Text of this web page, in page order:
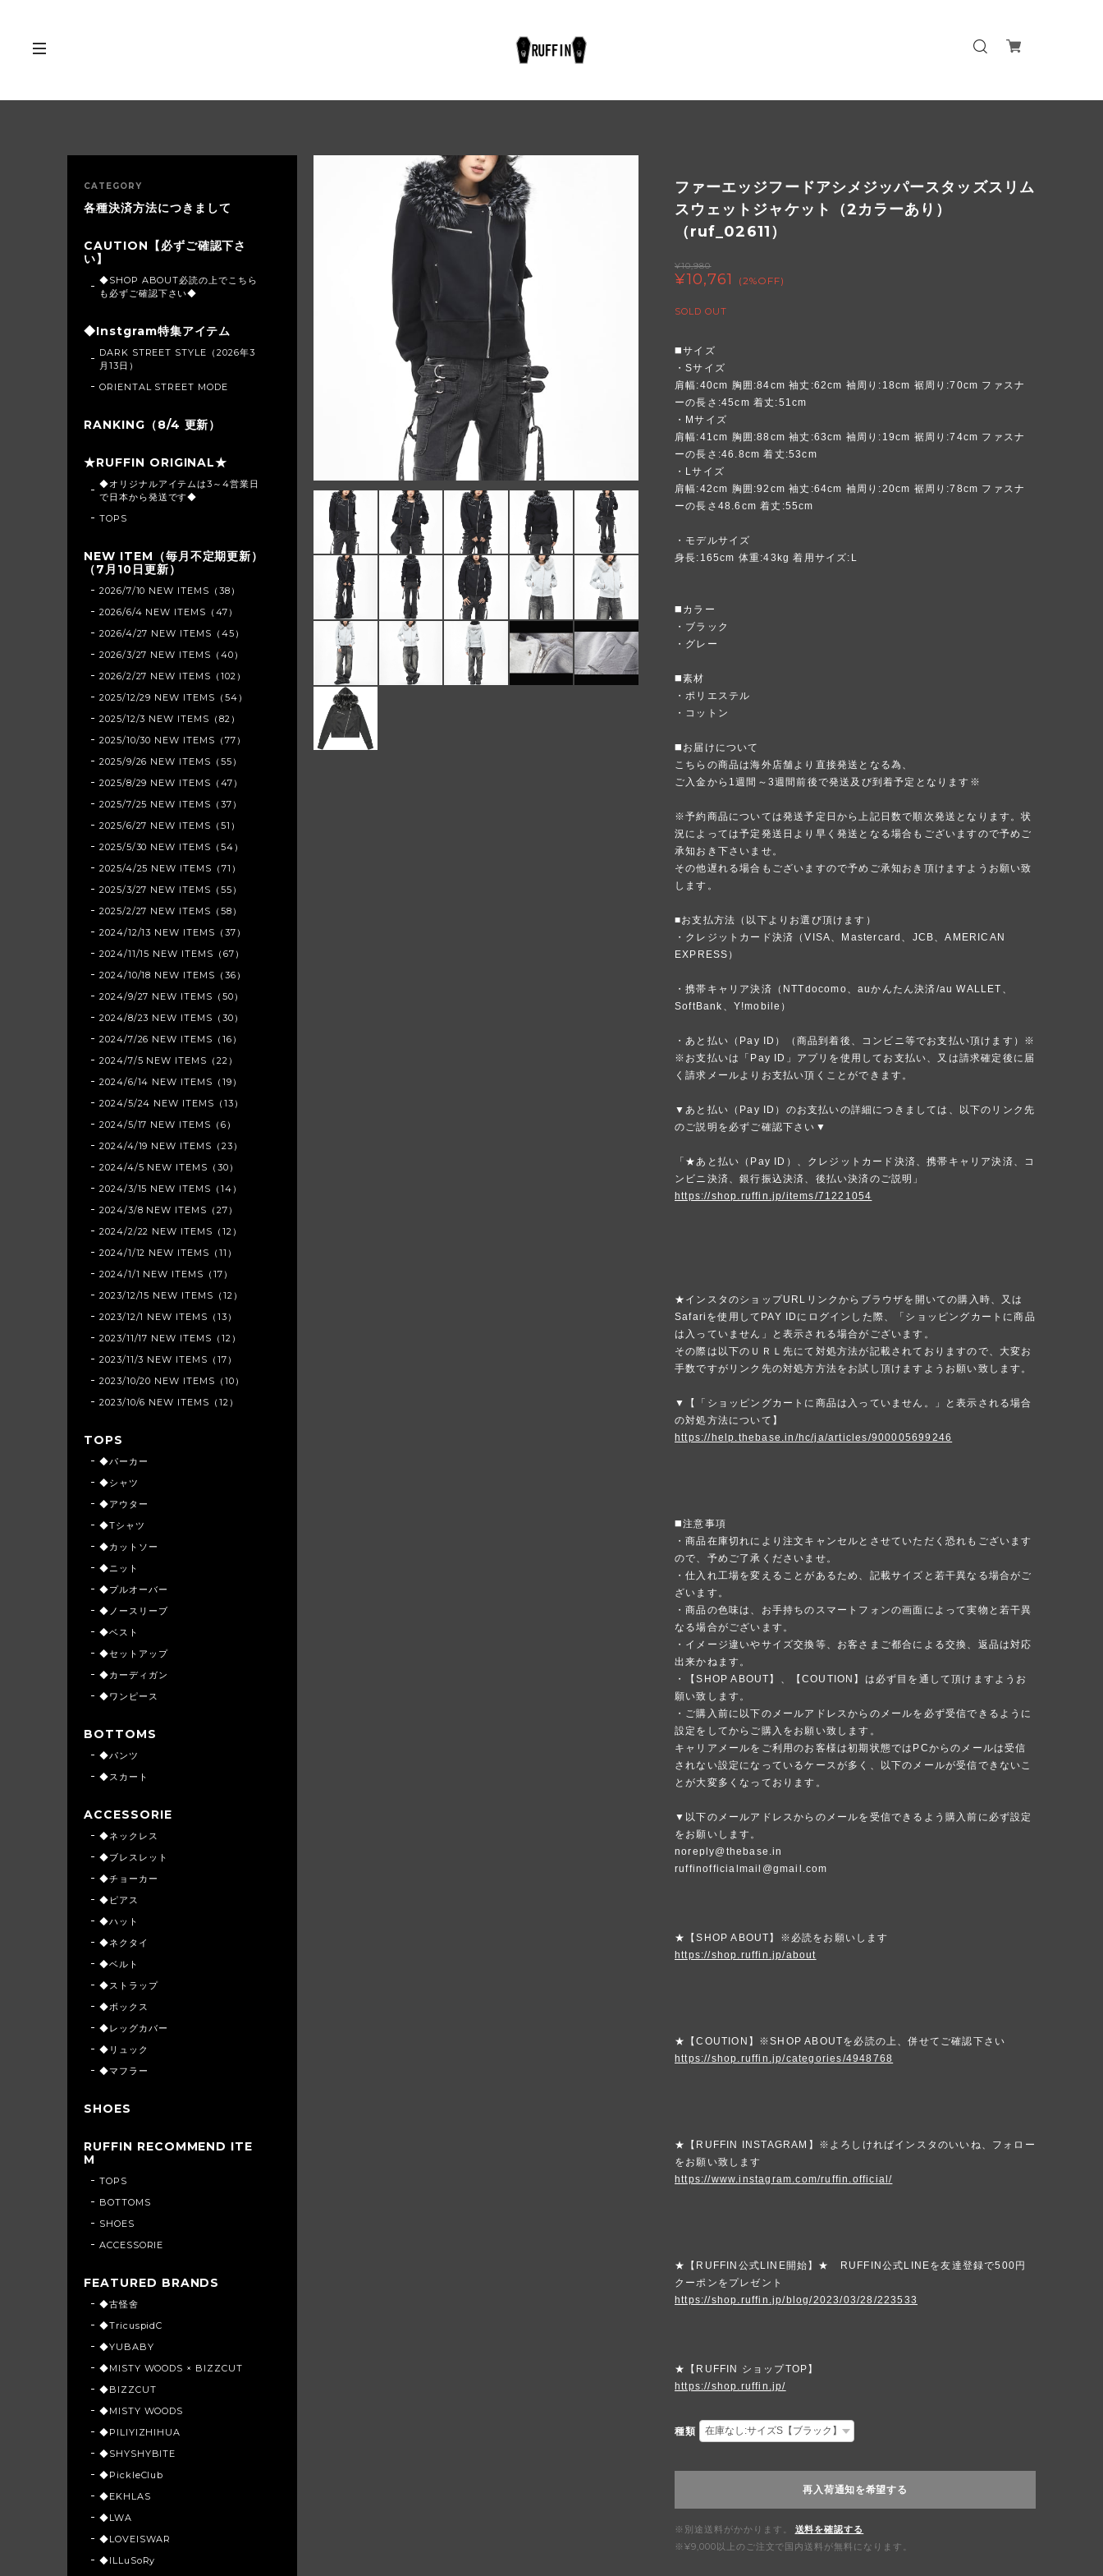
ファーエッジフードアシメジッパースタッズスリム
スウェットジャケット（2カラーあり）
（ruf_02611）
¥10,980
¥10,761 (2%OFF)
SOLD OUT
◼️サイズ
・Sサイズ
肩幅:40cm 胸囲:84cm 袖丈:62cm 袖周り:18cm 裾周り:70cm ファスナ
ーの長さ:45cm 着丈:51cm
・Mサイズ
肩幅:41cm 胸囲:88cm 袖丈:63cm 袖周り:19cm 裾周り:74cm ファスナ
ーの長さ:46.8cm 着丈:53cm
・Lサイズ
肩幅:42cm 胸囲:92cm 袖丈:64cm 袖周り:20cm 裾周り:78cm ファスナ
ーの長さ48.6cm 着丈:55cm
・モデルサイズ
身長:165cm 体重:43kg 着用サイズ:L
◼️カラー
・ブラック
・グレー
◼️素材
・ポリエステル
・コットン
◼️お届けについて
こちらの商品は海外店舗より直接発送となる為、
ご入金から1週間～3週間前後で発送及び到着予定となります※
※予約商品については発送予定日から上記日数で順次発送となります。状
況によっては予定発送日より早く発送となる場合もございますので予めご
承知おき下さいませ。
その他遅れる場合もございますので予めご承知おき頂けますようお願い致
します。
■お支払方法（以下よりお選び頂けます）
・クレジットカード決済（VISA、Mastercard、JCB、AMERICAN
EXPRESS）
・携帯キャリア決済（NTTdocomo、auかんたん決済/au WALLET、
SoftBank、Y!mobile）
・あと払い（Pay ID）（商品到着後、コンビニ等でお支払い頂けます）※
※お支払いは「Pay ID」アプリを使用してお支払い、又は請求確定後に届
く請求メールよりお支払い頂くことができます。
▼あと払い（Pay ID）のお支払いの詳細につきましては、以下のリンク先
のご説明を必ずご確認下さい▼
「★あと払い（Pay ID）、クレジットカード決済、携帯キャリア決済、コ
ンビニ決済、銀行振込決済、後払い決済のご説明」
https://shop.ruffin.jp/items/71221054
★インスタのショップURLリンクからブラウザを開いての購入時、又は
Safariを使用してPAY IDにログインした際、「ショッピングカートに商品
は入っていません」と表示される場合がございます。
その際は以下のＵＲＬ先にて対処方法が記載されておりますので、大変お
手数ですがリンク先の対処方方法をお試し頂けますようお願い致します。
▼【「ショッピングカートに商品は入っていません。」と表示される場合
の対処方法について】
https://help.thebase.in/hc/ja/articles/900005699246
◼️注意事項
・商品在庫切れにより注文キャンセルとさせていただく恐れもございます
ので、予めご了承くださいませ。
・仕入れ工場を変えることがあるため、記載サイズと若干異なる場合がご
ざいます。
・商品の色味は、お手持ちのスマートフォンの画面によって実物と若干異
なる場合がございます。
・イメージ違いやサイズ交換等、お客さまご都合による交換、返品は対応
出来かねます。
・【SHOP ABOUT】、【COUTION】は必ず目を通して頂けますようお
願い致します。
・ご購入前に以下のメールアドレスからのメールを必ず受信できるように
設定をしてからご購入をお願い致します。
キャリアメールをご利用のお客様は初期状態ではPCからのメールは受信
されない設定になっているケースが多く、以下のメールが受信できないこ
とが大変多くなっております。
▼以下のメールアドレスからのメールを受信できるよう購入前に必ず設定
をお願いします。
noreply@thebase.in
ruffinofficialmail@gmail.com
★【SHOP ABOUT】※必読をお願いします
https://shop.ruffin.jp/about
★【COUTION】※SHOP ABOUTを必読の上、併せてご確認下さい
https://shop.ruffin.jp/categories/4948768
★【RUFFIN INSTAGRAM】※よろしければインスタのいいね、フォロー
をお願い致します
https://www.instagram.com/ruffin.official/
★【RUFFIN公式LINE開始】★ RUFFIN公式LINEを友達登録で500円
クーポンをプレゼント
https://shop.ruffin.jp/blog/2023/03/28/223533
★【RUFFIN ショップTOP】
https://shop.ruffin.jp/
種類
再入荷通知を希望する
※別途送料がかかります。
送料を確認する
※¥9,000以上のご注文で国内送料が無料になります。
CATEGORY
各種決済方法につきまして
CAUTION【必ずご確認下さ
い】
◆SHOP ABOUT必読の上でこちら
も必ずご確認下さい◆
◆Instgram特集アイテム
DARK STREET STYLE（2026年3
月13日）
ORIENTAL STREET MODE
RANKING（8/4 更新）
★RUFFIN ORIGINAL★
◆オリジナルアイテムは3～4営業日
で日本から発送です◆
TOPS
NEW ITEM（毎月不定期更新）
（7月10日更新）
2026/7/10 NEW ITEMS（38）
2026/6/4 NEW ITEMS（47）
2026/4/27 NEW ITEMS（45）
2026/3/27 NEW ITEMS（40）
2026/2/27 NEW ITEMS（102）
2025/12/29 NEW ITEMS（54）
2025/12/3 NEW ITEMS（82）
2025/10/30 NEW ITEMS（77）
2025/9/26 NEW ITEMS（55）
2025/8/29 NEW ITEMS（47）
2025/7/25 NEW ITEMS（37）
2025/6/27 NEW ITEMS（51）
2025/5/30 NEW ITEMS（54）
2025/4/25 NEW ITEMS（71）
2025/3/27 NEW ITEMS（55）
2025/2/27 NEW ITEMS（58）
2024/12/13 NEW ITEMS（37）
2024/11/15 NEW ITEMS（67）
2024/10/18 NEW ITEMS（36）
2024/9/27 NEW ITEMS（50）
2024/8/23 NEW ITEMS（30）
2024/7/26 NEW ITEMS（16）
2024/7/5 NEW ITEMS（22）
2024/6/14 NEW ITEMS（19）
2024/5/24 NEW ITEMS（13）
2024/5/17 NEW ITEMS（6）
2024/4/19 NEW ITEMS（23）
2024/4/5 NEW ITEMS（30）
2024/3/15 NEW ITEMS（14）
2024/3/8 NEW ITEMS（27）
2024/2/22 NEW ITEMS（12）
2024/1/12 NEW ITEMS（11）
2024/1/1 NEW ITEMS（17）
2023/12/15 NEW ITEMS（12）
2023/12/1 NEW ITEMS（13）
2023/11/17 NEW ITEMS（12）
2023/11/3 NEW ITEMS（17）
2023/10/20 NEW ITEMS（10）
2023/10/6 NEW ITEMS（12）
TOPS
◆パーカー
◆シャツ
◆アウター
◆Tシャツ
◆カットソー
◆ニット
◆プルオーバー
◆ノースリーブ
◆ベスト
◆セットアップ
◆カーディガン
◆ワンピース
BOTTOMS
◆パンツ
◆スカート
ACCESSORIE
◆ネックレス
◆ブレスレット
◆チョーカー
◆ピアス
◆ハット
◆ネクタイ
◆ベルト
◆ストラップ
◆ボックス
◆レッグカバー
◆リュック
◆マフラー
SHOES
RUFFIN RECOMMEND ITE
M
TOPS
BOTTOMS
SHOES
ACCESSORIE
FEATURED BRANDS
◆古怪舍
◆TricuspidC
◆YUBABY
◆MISTY WOODS × BIZZCUT
◆BIZZCUT
◆MISTY WOODS
◆PILIYIZHIHUA
◆SHYSHYBITE
◆PickleClub
◆EKHLAS
◆LWA
◆LOVEISWAR
◆ILLuSoRy